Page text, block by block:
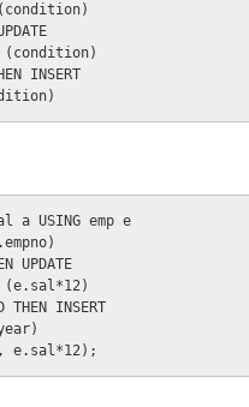
INSERT
a USING emp e
UPDATE
THEN INSERT
e.sal*12);